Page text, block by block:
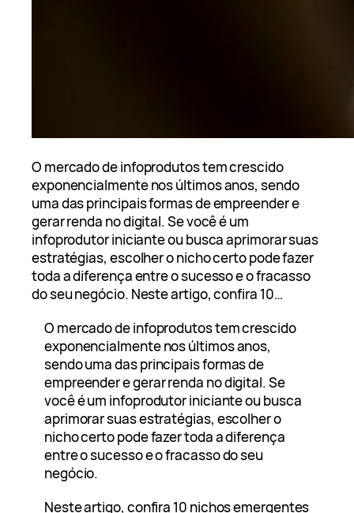
O mercado de infoprodutos tem crescido
exponencialmente nos últimos anos, sendo
uma das principais formas de empreender e
gerar renda no digital. Se você é um
infoprodutor iniciante ou busca aprimorar suas
estratégias, escolher o nicho certo pode fazer
toda a diferença entre o sucesso e o fracasso
do seu negócio. Neste artigo, confira 10…
O mercado de infoprodutos tem crescido
exponencialmente nos últimos anos,
sendo uma das principais formas de
empreender e gerar renda no digital. Se
você é um infoprodutor iniciante ou busca
aprimorar suas estratégias, escolher o
nicho certo pode fazer toda a diferença
entre o sucesso e o fracasso do seu
negócio.
Neste artigo, confira 10 nichos emergentes